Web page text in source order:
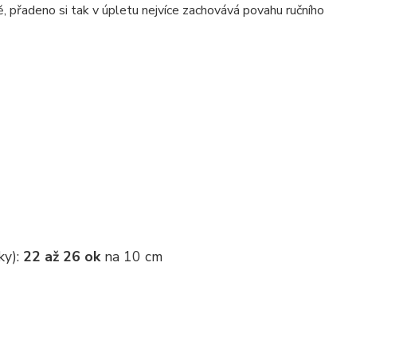
přadeno si tak v úpletu nejvíce zachovává povahu ručního
22 až 26 okna 10 cm